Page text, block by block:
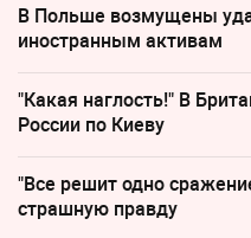
В Польше возмущены
иностранным активам
"Какая наглость!" В
России по Киеву
"Все решит одно
страшную правду